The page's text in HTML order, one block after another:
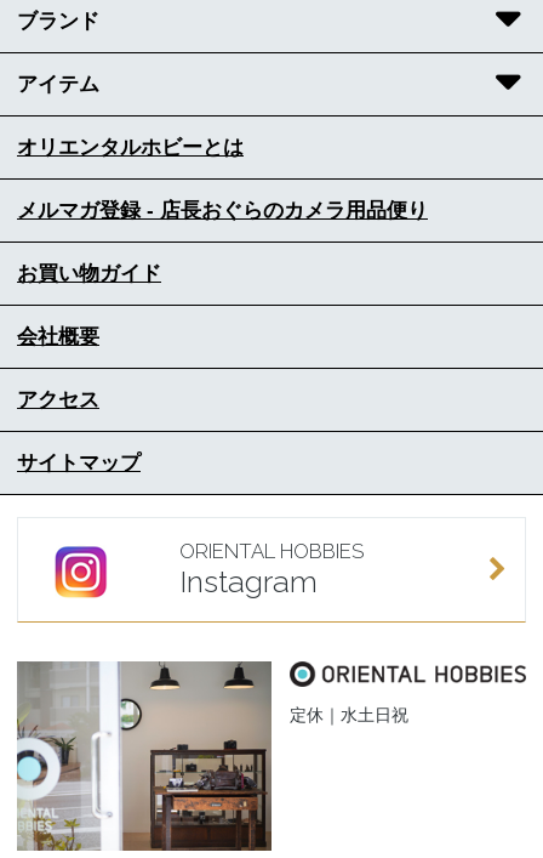
ブランド
アイテム
オリエンタルホビーとは
メルマガ登録 - 店長おぐらのカメラ用品便り
お買い物ガイド
会社概要
アクセス
サイトマップ
ORIENTAL HOBBIES
Instagram
定休｜水土日祝